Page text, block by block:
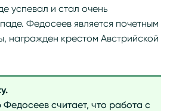
успевал и стал очень
Федосеев является почетным
награжден крестом Австрийской
считает, что работа с